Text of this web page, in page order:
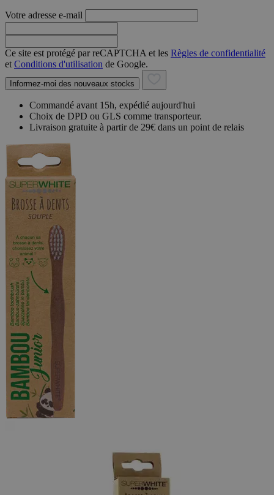
Votre adresse e-mail
Ce site est protégé par reCAPTCHA et les Règles de confidentialité
et Conditions d'utilisation de Google.
Informez-moi des nouveaux stocks
Commandé avant 15h, expédié aujourd'hui
Choix de DPD ou GLS comme transporteur.
Livraison gratuite à partir de 29€ dans un point de relais